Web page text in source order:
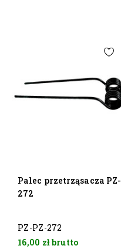
Palec przetrząsacza PZ-
272
PZ-PZ-272
16,00 złbrutto